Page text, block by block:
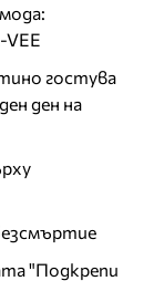
гостува
ден на
"Подкрепи